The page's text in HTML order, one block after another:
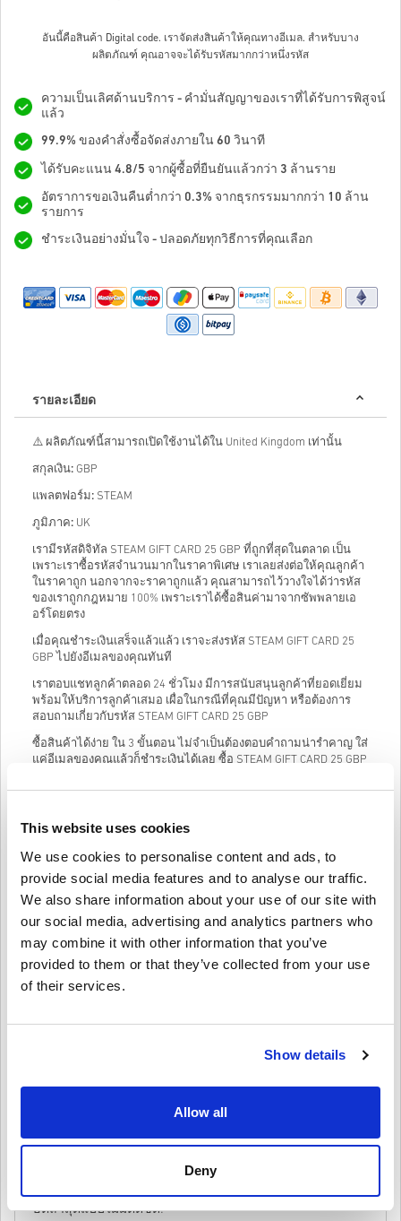
This website uses cookies
We use cookies to personalise content and ads, to
provide social media features and to analyse our traffic.
We also share information about your use of our site with
our social media, advertising and analytics partners who
may combine it with other information that you’ve
provided to them or that they’ve collected from your use
of their services.
Show details
Allow all
Deny
อันนี้คือสินค้า Digital code. เราจัดส่งสินค้าให้คุณทางอีเมล. สำหรับบาง
ผลิตภัณฑ์ คุณอาจจะได้รับรหัสมากกว่าหนึ่งรหัส
ความเป็นเลิศด้านบริการ - คำมั่นสัญญาของเราที่ได้รับการพิสูจน์
แล้ว
99.9% ของคำสั่งซื้อจัดส่งภายใน 60 วินาที
ได้รับคะแนน 4.8/5 จากผู้ซื้อที่ยืนยันแล้วกว่า 3 ล้านราย
อัตราการขอเงินคืนต่ำกว่า 0.3% จากธุรกรรมมากกว่า 10 ล้าน
รายการ
ชำระเงินอย่างมั่นใจ - ปลอดภัยทุกวิธีการที่คุณเลือก
รายละเอียด
⚠️ ผลิตภัณฑ์นี้สามารถเปิดใช้งานได้ใน United Kingdom เท่านั้น
สกุลเงิน: GBP
แพลตฟอร์ม: STEAM
ภูมิภาค: UK
เรามีรหัสดิจิทัล STEAM GIFT CARD 25 GBP ที่ถูกที่สุดในตลาด เป็น
เพราะเราซื้อรหัสจำนวนมากในราคาพิเศษ เราเลยส่งต่อให้คุณลูกค้า
ในราคาถูก นอกจากจะราคาถูกแล้ว คุณสามารถไว้วางใจได้ว่ารหัส
ของเราถูกกฎหมาย 100% เพราะเราได้ซื้อสินค่ามาจากซัพพลายเอ
อร์โดยตรง
เมื่อคุณชำระเงินเสร็จแล้วแล้ว เราจะส่งรหัส STEAM GIFT CARD 25
GBP ไปยังอีเมลของคุณทันที
เราตอบแชทลูกค้าตลอด 24 ชั่วโมง มีการสนับสนุนลูกค้าที่ยอดเยี่ยม
พร้อมให้บริการลูกค้าเสมอ เผื่อในกรณีที่คุณมีปัญหา หรือต้องการ
สอบถามเกี่ยวกับรหัส STEAM GIFT CARD 25 GBP
ซื้อสินค้าได้ง่าย ใน 3 ขั้นตอน ไม่จำเป็นต้องตอบคําถามน่ารำคาญ ใส่
แค่อีเมลของคุณแล้วก็ชำระเงินได้เลย ซื้อ STEAM GIFT CARD 25 GBP
วิธีใช้งานบน Livecards.net
ใหม่กับ Livecards.net ใช่ไหม? การซื้อโค้ดดิจิทัลนั้นรวดเร็วและง่าย
มาก:
• เลือกสินค้า
• กรอกอีเมลของคุณ
คำปฏิเสธ
สินค้าพรีออเดอร์จะถูกจัดส่งก่อนหรือในวันวางจำหน่ายที่
ระบุไว้ในขณะที่สินค้าในสต็อกจะถูกจัดส่งทันทีเพื่อรอการ
ตรวจสอบความปลอดภัย.
การซื้อที่ถือเป็นการใช้งานเชิงพาณิชย์จะไม่ได้รับการ
คุณกำลังซื้อผลิตภัณฑ์ดิจิทัลเท่านั้น.
หากคุณประสบปัญหาในการสั่งซื้อโปรดแจ้งให้เราทราบ
รหัสเหล่านี้ไม่มีวันหมดอายุ.
ต้นฉบับจึงจะเล่นส่วนDLCได้.
สำหรับบางผลิตภัณฑ์ คุณอาจจะได้รับรหัสมากกว่าหนึ่งรหัส
เขียนความคิดเห็น 4.57/5 21 รีวิว
ยกเลิก ส่ง
ตรงเป๊ะ! เติมเงินเข้า Steam wallet ได้ในพริบตาและซื้อเกมยอด
ฮิตล่าสุดแบบไม่มีติดขัด!